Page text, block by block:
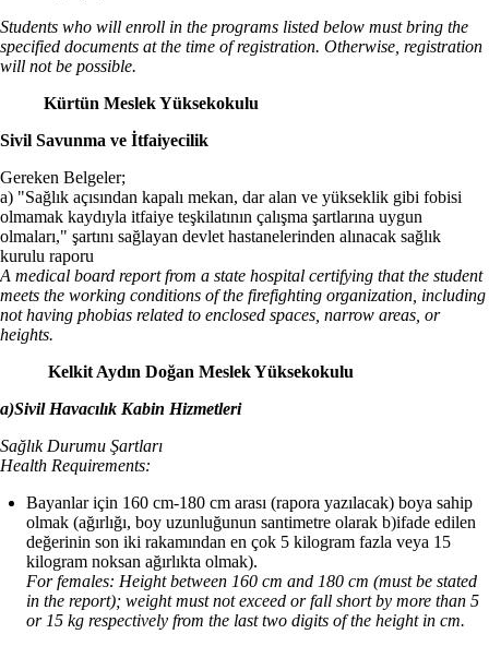
Students who will enroll in the programs listed below must bring the
specified documents at the time of registration. Otherwise, registration
will not be possible.
Kürtün Meslek Yüksekokulu
Sivil Savunma ve İtfaiyecilik
Gereken Belgeler;
a) "Sağlık açısından kapalı mekan, dar alan ve yükseklik gibi fobisi
olmamak kaydıyla itfaiye teşkilatının çalışma şartlarına uygun
olmaları," şartını sağlayan devlet hastanelerinden alınacak sağlık
kurulu raporu
A medical board report from a state hospital certifying that the student
meets the working conditions of the firefighting organization, including
not having phobias related to enclosed spaces, narrow areas, or
heights.
Kelkit Aydın Doğan Meslek Yüksekokulu
a)Sivil Havacılık Kabin Hizmetleri
Sağlık Durumu Şartları
Health Requirements:
Bayanlar için 160 cm-180 cm arası (rapora yazılacak) boya sahip
olmak (ağırlığı, boy uzunluğunun santimetre olarak b)ifade edilen
değerinin son iki rakamından en çok 5 kilogram fazla veya 15
kilogram noksan ağırlıkta olmak).
For females: Height between 160 cm and 180 cm (must be stated
in the report); weight must not exceed or fall short by more than 5
or 15 kg respectively from the last two digits of the height in cm.